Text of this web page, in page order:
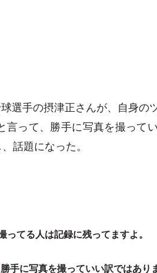
選手の摂津正さんが、自身の
って、勝手に写真を撮って
話題になった。
てる人は記録に残ってますよ。
手に写真を撮っていい訳ではあり